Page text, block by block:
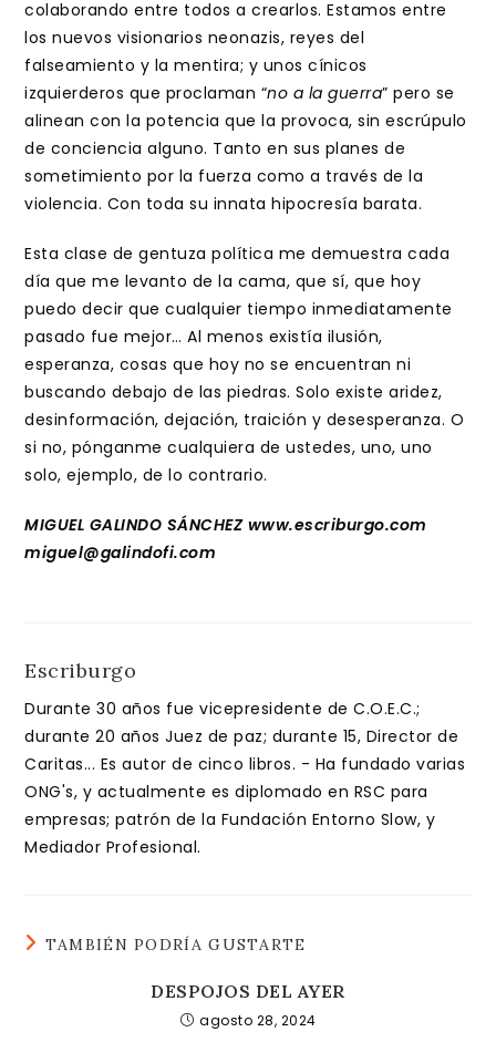
colaborando entre todos a crearlos. Estamos entre
los nuevos visionarios neonazis, reyes del
falseamiento y la mentira; y unos cínicos
izquierderos que proclaman “no a la guerra” pero se
alinean con la potencia que la provoca, sin escrúpulo
de conciencia alguno. Tanto en sus planes de
sometimiento por la fuerza como a través de la
violencia. Con toda su innata hipocresía barata.
Esta clase de gentuza política me demuestra cada
día que me levanto de la cama, que sí, que hoy
puedo decir que cualquier tiempo inmediatamente
pasado fue mejor… Al menos existía ilusión,
esperanza, cosas que hoy no se encuentran ni
buscando debajo de las piedras. Solo existe aridez,
desinformación, dejación, traición y desesperanza. O
si no, pónganme cualquiera de ustedes, uno, uno
solo, ejemplo, de lo contrario.
MIGUEL GALINDO SÁNCHEZ www.escriburgo.com
miguel@galindofi.com
Escriburgo
Durante 30 años fue vicepresidente de C.O.E.C.;
durante 20 años Juez de paz; durante 15, Director de
Caritas... Es autor de cinco libros. - Ha fundado varias
ONG's, y actualmente es diplomado en RSC para
empresas; patrón de la Fundación Entorno Slow, y
Mediador Profesional.
TAMBIÉN PODRÍA GUSTARTE
DESPOJOS DEL AYER
agosto 28, 2024